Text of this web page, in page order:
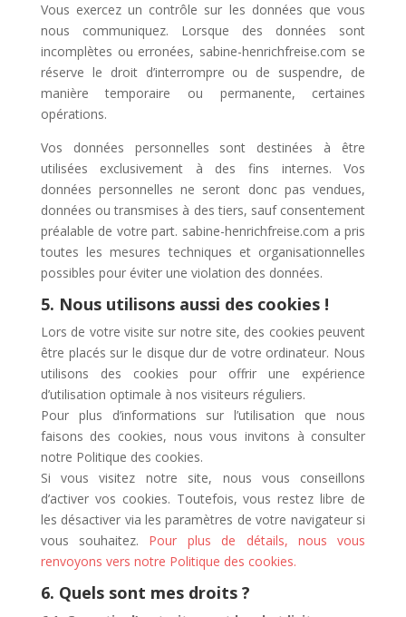
Vous exercez un contrôle sur les données que vous
nous communiquez. Lorsque des données sont
incomplètes ou erronées, sabine-henrichfreise.com se
réserve le droit d’interrompre ou de suspendre, de
manière temporaire ou permanente, certaines
opérations.
Vos données personnelles sont destinées à être
utilisées exclusivement à des fins internes. Vos
données personnelles ne seront donc pas vendues,
données ou transmises à des tiers, sauf consentement
préalable de votre part. sabine-henrichfreise.com a pris
toutes les mesures techniques et organisationnelles
possibles pour éviter une violation des données.
5. Nous utilisons aussi des cookies !
Lors de votre visite sur notre site, des cookies peuvent
être placés sur le disque dur de votre ordinateur. Nous
utilisons des cookies pour offrir une expérience
d’utilisation optimale à nos visiteurs réguliers.
Pour plus d’informations sur l’utilisation que nous
faisons des cookies, nous vous invitons à consulter
notre Politique des cookies.
Si vous visitez notre site, nous vous conseillons
d’activer vos cookies. Toutefois, vous restez libre de
les désactiver via les paramètres de votre navigateur si
vous souhaitez. Pour plus de détails, nous vous
renvoyons vers notre Politique des cookies.
6. Quels sont mes droits ?